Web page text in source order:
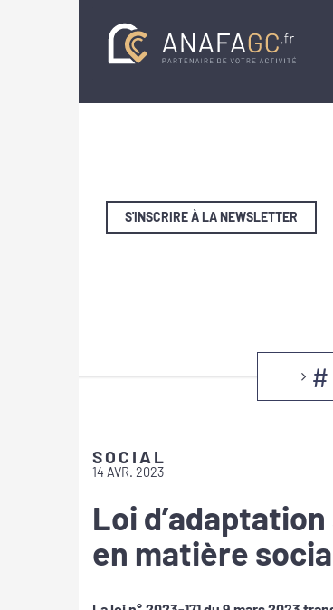
S'INSCRIRE À LA NEWSLETTER
#
SOCIAL
14 AVR. 2023
Loi
en matière